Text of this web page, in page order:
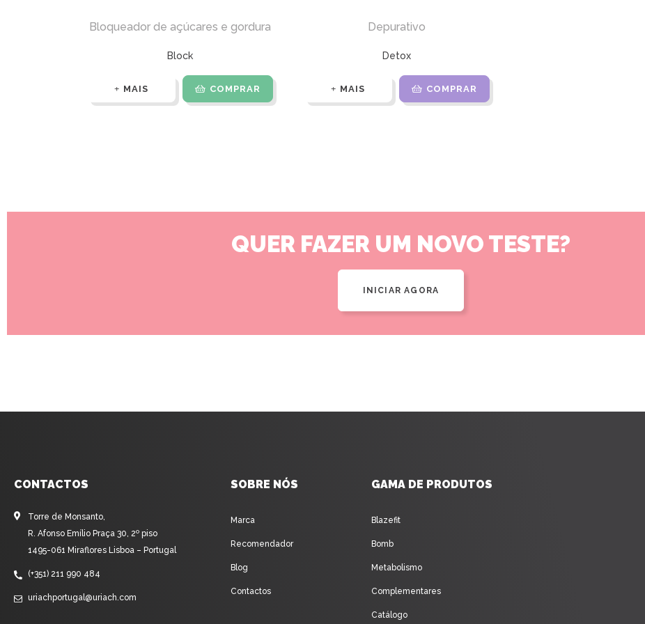
Bloqueador de açúcares e gordura
Block
MAIS COMPRAR
Depurativo
Detox
MAIS COMPRAR
QUER FAZER UM NOVO TESTE?
INICIAR AGORA
CONTACTOS
Torre de Monsanto,
R. Afonso Emílio Praça 30, 2º piso
1495-061 Miraflores Lisboa – Portugal
(+351) 211 990 484
uriachportugal@uriach.com
SOBRE NÓS
Marca
Recomendador
Blog
Contactos
GAMA DE PRODUTOS
Blazefit
Bomb
Metabolismo
Complementares
Catálogo